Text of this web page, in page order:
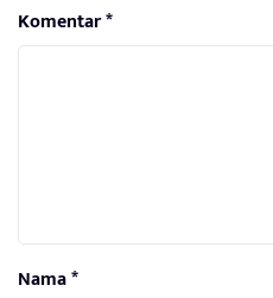
Komentar*
Nama*